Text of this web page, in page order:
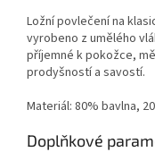
Ložní povlečení na
vyrobeno z umělého
příjemné k pokožce,
prodyšností a savostí.
Materiál: 80% bavlna,
Doplňkové